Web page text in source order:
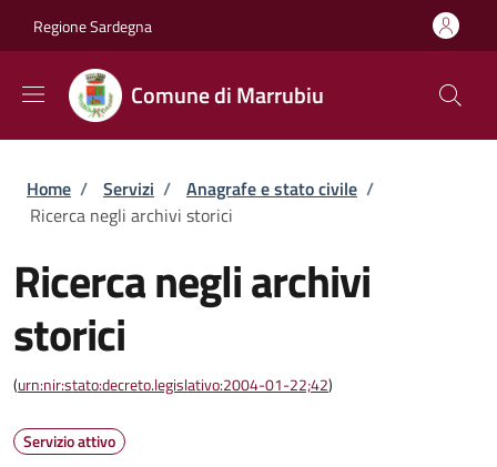
Regione Sardegna
Comune di Marrubiu
Briciole di pane
Home / Servizi / Anagrafe e stato civile /
Ricerca negli archivi storici
Ricerca negli archivi
storici
(urn:nir:stato:decreto.legislativo:2004-01-22;42)
Servizio attivo